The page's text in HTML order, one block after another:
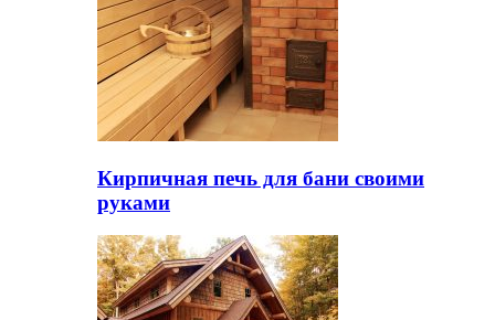
Кирпичная печь для бани своими
руками